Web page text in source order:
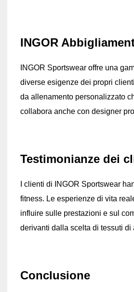
INGOR
INGOR Sportswear offre una
diverse esigenze dei propri
da allenamento personalizzato
collabora anche con designer
Testimonianze dei
I clienti di INGOR Sportswear
fitness. Le esperienze di vita
influire sulle prestazioni e sul
derivanti dalla scelta di tessuti
Conclusione